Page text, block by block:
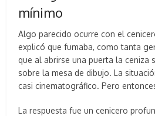
mínimo
Algo parecido ocurre con el
explicó que fumaba, como tanta
que al abrirse una puerta la ceniza
sobre la mesa de dibujo. La
casi cinematográfico. Pero
La respuesta fue un cenicero